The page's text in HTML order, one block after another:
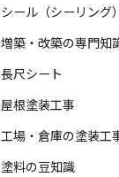
シール（シーリング）及びコ
増築・改築の専門知
長尺シート
屋根塗装工事
工場・倉庫の塗装工事
塗料の豆知識